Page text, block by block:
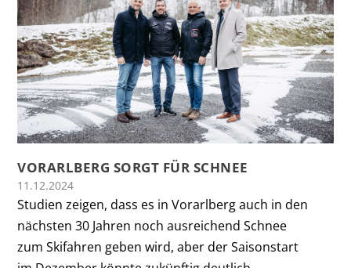
VORARLBERG SORGT FÜR SCHNEE
11.12.2024
Studien zeigen, dass es in Vorarlberg auch in den
nächsten 30 Jahren noch ausreichend Schnee
zum Skifahren geben wird, aber der Saisonstart